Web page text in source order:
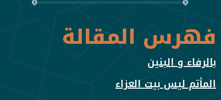
فهرس المقالة
بالرفاء و البنين
المأتم ليس بيت العزاء